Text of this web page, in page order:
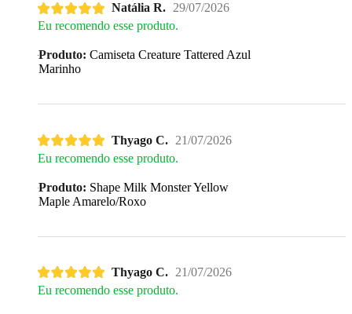
Natália R. 29/07/2026
Eu recomendo esse produto.
Produto: Camiseta Creature Tattered Azul
Marinho
Thyago C. 21/07/2026
Eu recomendo esse produto.
Produto: Shape Milk Monster Yellow
Maple Amarelo/Roxo
Thyago C. 21/07/2026
Eu recomendo esse produto.